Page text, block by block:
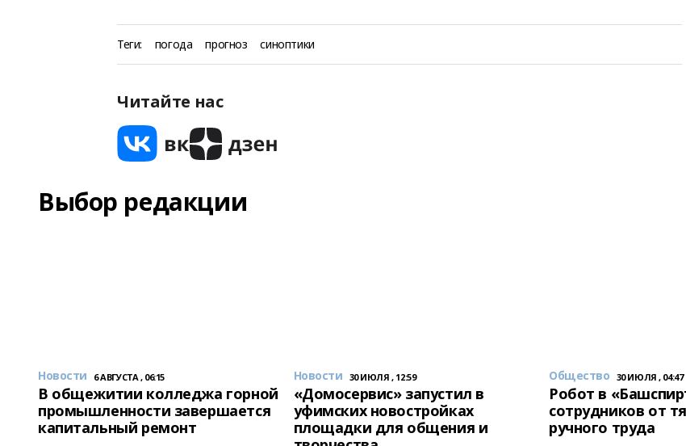
Теги: погода прогноз синоптики
Читайте нас
Выбор редакции
Новости 6 АВГУСТА , 06:15
В общежитии колледжа горной
промышленности завершается
капитальный ремонт
Новости 30 ИЮЛЯ , 12:59
«Домосервис» запустил в
уфимских новостройках
площадки для общения и
Общество 30 ИЮЛЯ , 04:47
Робот в
сотрудников от
ручного труда